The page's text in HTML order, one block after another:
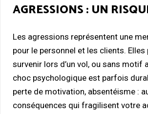
AGRESSIONS : UN
Les agressions représentent une
pour le personnel et les clients. Elles
survenir lors d’un vol, ou sans motif
choc psychologique est parfois
perte de motivation, absentéisme :
conséquences qui fragilisent votre